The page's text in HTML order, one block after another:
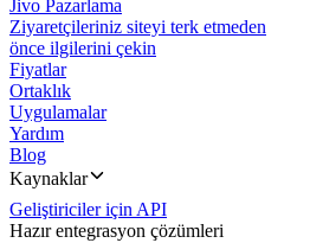
Jivo Pazarlama
Ziyaretçileriniz siteyi terk etmeden
önce ilgilerini çekin
Fiyatlar
Ortaklık
Uygulamalar
Yardım
Blog
Kaynaklar
Geliştiriciler için API
Hazır entegrasyon çözümleri